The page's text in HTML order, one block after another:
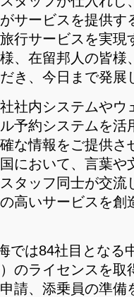
サービスを提供す
行サービスを実現
、在留邦人の皆様
き、今日まで発展
社内システムやウ
予約システムを活
な情報をご提供さ
において、言葉や
タッフ同士が交流
高いサービスを創
では84社目となる
）のライセンスを
請、添乗員の準備